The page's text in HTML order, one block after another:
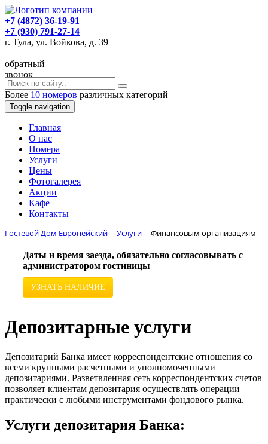
+7 (4872) 36-19-91
+7 (930) 791-27-14
г. Тула, ул. Войкова, д. 39
обратный
звонок
Более 10 номеров различных категорий
Toggle navigation
Главная
O нас
Номера
Услуги
Цены
Фотогалерея
Акции
Кафе
Контакты
Гостевой Дом Европейский Услуги Финансовым организациям
Даты и время заезда, обязательно согласовывать с
администратором гостиницы
УЗНАТЬ НАЛИЧИЕ
Депозитарные услуги
Депозитарий Банка имеет корреспондентские отношения со
всеми крупными расчетными и уполномоченными
депозитариями. Разветвленная сеть корреспондентских счетов
позволяет клиентам депозитария осуществлять операции
практически с любыми инструментами фондового рынка.
Услуги депозитария Банка: